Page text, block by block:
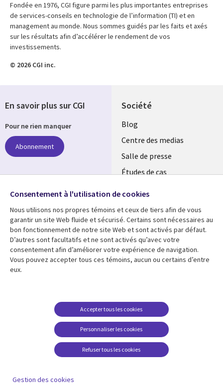
Fondée en 1976, CGI figure parmi les plus importantes entreprises
de services-conseils en technologie de l’information (TI) et en
management au monde. Nous sommes guidés par les faits et axés
sur les résultats afin d’accélérer le rendement de vos
investissements.
© 2026 CGI inc.
Société
Useful
links
MAROC
Blog
Centre des medias
Salle de presse
Études de cas
Ressources
Library
Morocco
Articles
Études de cas
Points de vue
Support
Restrictions et
conditions juridiques
Centre de gestion des
témoins
En savoir plus sur CGI
Pour ne rien manquer
Abonnement
Suivez-nous
Social
Media
MAROC
Consentement à l'utilisation de cookies
Nous utilisons nos propres témoins et ceux de tiers afin de vous
garantir un site Web fluide et sécurisé. Certains sont nécessaires au
bon fonctionnement de notre site Web et sont activés par défaut.
D’autres sont facultatifs et ne sont activés qu’avec votre
consentement afin d’améliorer votre expérience de navigation.
Vous pouvez accepter tous ces témoins, aucun ou certains d’entre
eux.
Personnaliser les cookies
Accepter tous les cookies
Refuser tous les cookies
Gestion des cookies